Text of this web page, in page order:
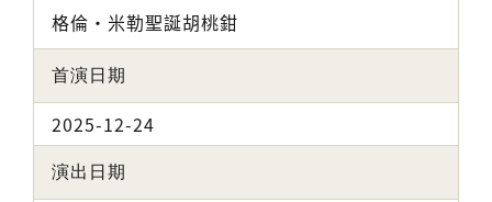
格倫·米勒聖誕胡桃鉗
首演日期
2025-12-24
演出日期